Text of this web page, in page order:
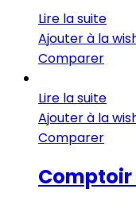
Lire la suite
Ajouter à la
Comparer
Lire la suite
Ajouter à la
Comparer